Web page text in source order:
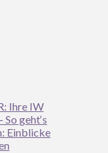
Ihre IW
geht‘s
Einblicke